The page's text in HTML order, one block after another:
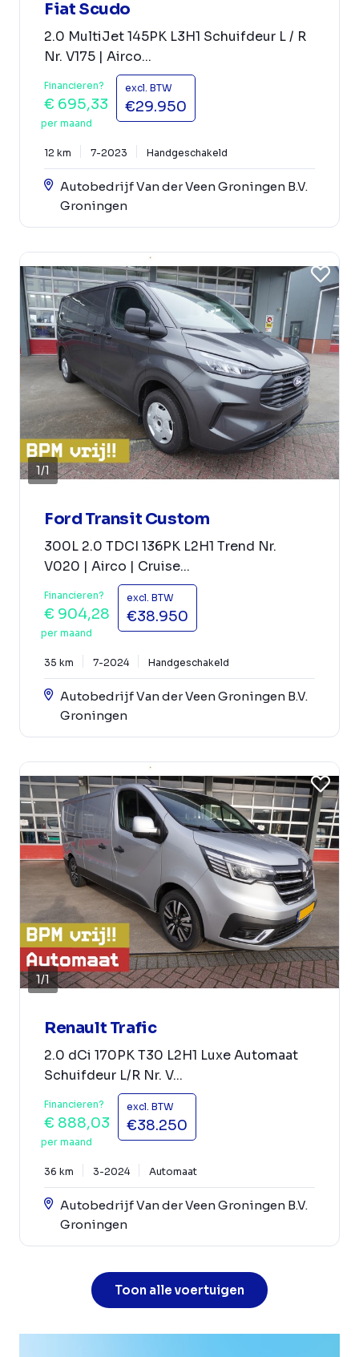
Fiat Scudo
2.0 MultiJet 145PK L3H1 Schuifdeur L / R
Nr. V175 | Airco...
Financieren?
€ 695,33
per maand
excl. BTW
€29.950
12 km 7-2023 Handgeschakeld
Autobedrijf Van der Veen Groningen B.V.
Groningen
1/1
Ford Transit Custom
300L 2.0 TDCI 136PK L2H1 Trend Nr.
V020 | Airco | Cruise...
Financieren?
€ 904,28
per maand
excl. BTW
€38.950
35 km 7-2024 Handgeschakeld
Autobedrijf Van der Veen Groningen B.V.
Groningen
1/1
Renault Trafic
2.0 dCi 170PK T30 L2H1 Luxe Automaat
Schuifdeur L/R Nr. V...
Financieren?
€ 888,03
per maand
excl. BTW
€38.250
36 km 3-2024 Automaat
Autobedrijf Van der Veen Groningen B.V.
Groningen
Toon alle voertuigen